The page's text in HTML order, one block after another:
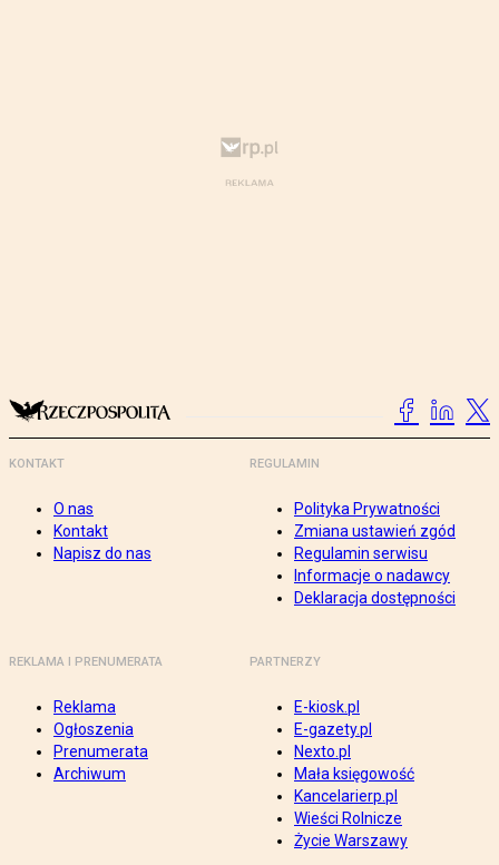
KONTAKT
O nas
Kontakt
Napisz do nas
REGULAMIN
Polityka Prywatności
Zmiana ustawień zgód
Regulamin serwisu
Informacje o nadawcy
Deklaracja dostępności
REKLAMA I PRENUMERATA
Reklama
Ogłoszenia
Prenumerata
Archiwum
PARTNERZY
E-kiosk.pl
E-gazety.pl
Nexto.pl
Mała księgowość
Kancelarierp.pl
Wieści Rolnicze
Życie Warszawy